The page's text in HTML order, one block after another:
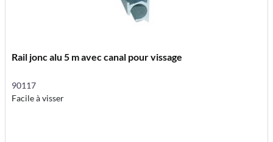
Rail jonc alu 5 m avec canal pour vissage
90117
Facile à visser